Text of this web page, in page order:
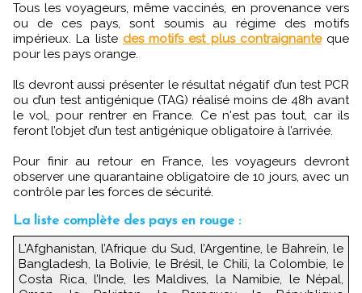
Tous les voyageurs, même vaccinés, en provenance vers
ou de ces pays, sont soumis au régime des motifs
impérieux. La liste des motifs est plus contraignanteque
pour les pays orange.
Ils devront aussi présenter le résultat négatif d’un test PCR
ou d’un test antigénique (TAG) réalisé moins de 48h avant
le vol, pour rentrer en France. Ce n'est pas tout, car ils
feront l’objet d’un test antigénique obligatoire à l’arrivée.
Pour finir au retour en France, les voyageurs devront
observer une quarantaine obligatoire de 10 jours, avec un
contrôle par les forces de sécurité.
La liste complète des pays en rouge :
L'Afghanistan, l’Afrique du Sud, l’Argentine, le Bahreïn, le
Bangladesh, la Bolivie, le Brésil, le Chili, la Colombie, le
Costa Rica, l’Inde, les Maldives, la Namibie, le Népal,